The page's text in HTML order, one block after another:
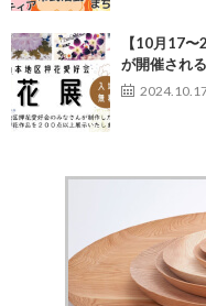
【10月17
が開催され